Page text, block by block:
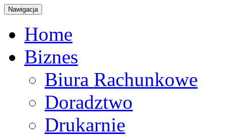
Nawigacja
Home
Biznes
Biura Rachunkowe
Doradztwo
Drukarnie